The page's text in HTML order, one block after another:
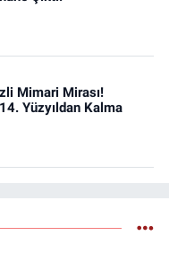
Mimari Mirası!
Yüzyıldan Kalma